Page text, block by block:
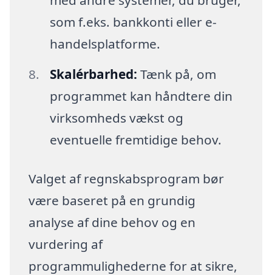
som f.eks. bankkonti eller e-
handelsplatforme.
Skalérbarhed: Tænk på, om
programmet kan håndtere din
virksomheds vækst og
eventuelle fremtidige behov.
Valget af regnskabsprogram bør
være baseret på en grundig
analyse af dine behov og en
vurdering af
programmulighederne for at sikre,